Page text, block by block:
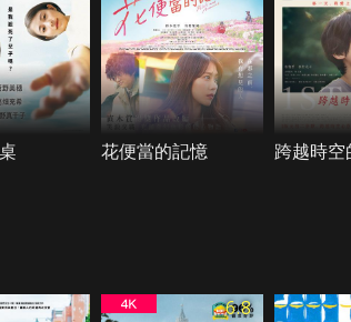
花便當的記憶 跨越時空
6.8